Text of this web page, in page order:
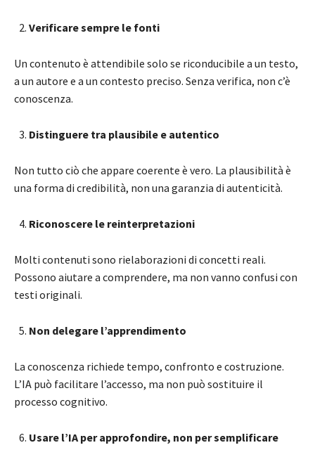
Verificare sempre le fonti
Un contenuto è attendibile solo se riconducibile a un testo,
a un autore e a un contesto preciso. Senza verifica, non c’è
conoscenza.
Distinguere tra plausibile e autentico
Non tutto ciò che appare coerente è vero. La plausibilità è
una forma di credibilità, non una garanzia di autenticità.
Riconoscere le reinterpretazioni
Molti contenuti sono rielaborazioni di concetti reali.
Possono aiutare a comprendere, ma non vanno confusi con
testi originali.
Non delegare l’apprendimento
La conoscenza richiede tempo, confronto e costruzione.
L’IA può facilitare l’accesso, ma non può sostituire il
processo cognitivo.
Usare l’IA per approfondire, non per semplificare